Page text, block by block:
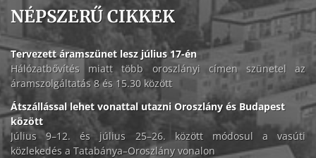
NÉPSZERŰ CIKKEK
Tervezett áramszünet lesz július 17-én
Hálózatbővítés miatt több oroszlányi címen szünetel az
áramszolgáltatás 8 és 15.30 között
Átszállással lehet vonattal utazni Oroszlány és Budapest
között
Július 9–12. és július 25–26. között módosul a vasúti
közlekedés a Tatabánya–Oroszlány vonalon